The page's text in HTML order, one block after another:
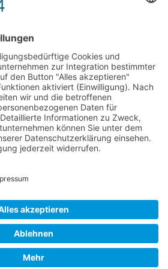
Datenschutz
AGB
| Änderungen und Irrtümer